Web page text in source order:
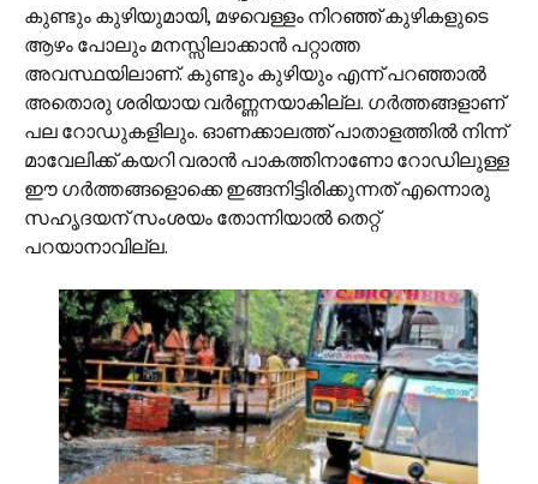
കുണ്ടും കുഴിയുമായി, മഴവെള്ളം നിറഞ്ഞ് കുഴികളുടെ
ആഴം പോലും മനസ്സിലാക്കാൻ പറ്റാത്ത
അവസ്ഥയിലാണ്. കുണ്ടും കുഴിയും എന്ന് പറഞ്ഞാൽ
അതൊരു ശരിയായ വർണ്ണനയാകില്ല. ഗർത്തങ്ങളാണ്
പല റോഡുകളിലും. ഓണക്കാലത്ത് പാതാളത്തിൽ നിന്ന്
മാവേലിക്ക് കയറി വരാൻ പാകത്തിനാണോ റോഡിലുള്ള
ഈ ഗർത്തങ്ങളൊക്കെ ഇങ്ങനിട്ടിരിക്കുന്നത് എന്നൊരു
സഹൃദയന് സംശയം തോന്നിയാൽ തെറ്റ്
പറയാനാവില്ല.